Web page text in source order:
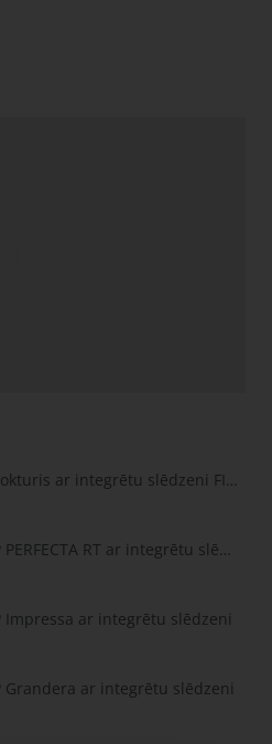
Velkamais durvju rokturis ar integrētu slēdzeni FIMET SECRET
Durvju rokturis MP PERFECTA RT ar integrētu slēdzeni
ar integrētu slēdzeni
ar integrētu slēdzeni